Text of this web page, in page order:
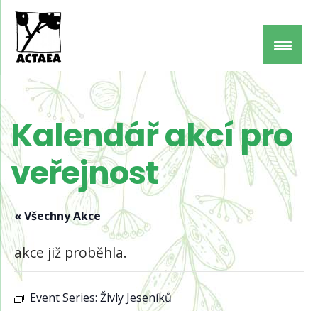
Kalendář akcí pro
veřejnost
« Všechny Akce
akce již proběhla.
Event Series: Živly Jeseníků